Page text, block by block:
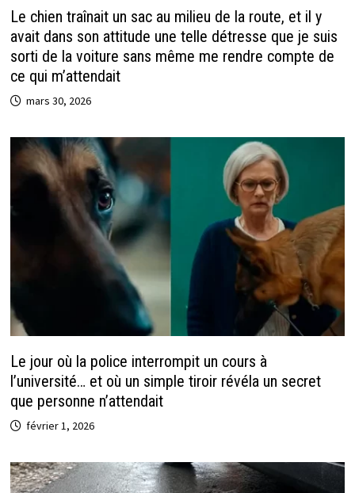
Le chien traînait un sac au milieu de la route, et il y
avait dans son attitude une telle détresse que je suis
sorti de la voiture sans même me rendre compte de
ce qui m’attendait
mars 30, 2026
Le jour où la police interrompit un cours à
l’université… et où un simple tiroir révéla un secret
que personne n’attendait
février 1, 2026